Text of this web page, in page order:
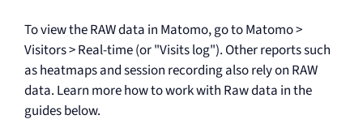
To view the RAW data in Matomo, go to Matomo >
Visitors > Real-time (or "Visits log"). Other reports such
as heatmaps and session recording also rely on RAW
data. Learn more how to work with Raw data in the
guides below.